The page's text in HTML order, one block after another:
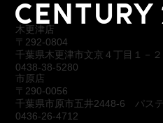
木更津店
〒292-0804
千葉県木更津市文京４丁目１－２
0438-38-5280
市原店
〒290-0056
千葉県市原市五井2448-6 パス
0436-26-4712